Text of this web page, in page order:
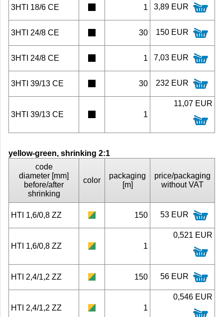
3HTI 18/6 CE 1 3,89 EUR
3HTI 24/8 CE 30 150 EUR
3HTI 24/8 CE 1 7,03 EUR
3HTI 39/13 CE 30 232 EUR
3HTI 39/13 CE 1
11,07 EUR
yellow-green, shrinking 2:1
code
diameter [mm]
before/after
shrinking
color
packaging
[m]
price/packaging
without VAT
HTI 1,6/0,8 ZZ 150 53 EUR
HTI 1,6/0,8 ZZ 1
0,521 EUR
HTI 2,4/1,2 ZZ 150 56 EUR
HTI 2,4/1,2 ZZ 1
0,546 EUR